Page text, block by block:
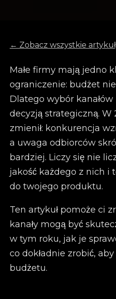
← Zobacz wszystkie
Małe firmy mają jedno
ograniczenie: budżet
Dlatego wybór
decyzją strategiczną. W
zmienił: konkurencja
a uwaga odbiorców
bardziej. Liczy się nie
jakość każdego z nich i
do twojego produktu.
Ten artykuł pomoże ci
kanały mogą być
w tym roku, jak je
co dokładnie zrobić,
budżetu.